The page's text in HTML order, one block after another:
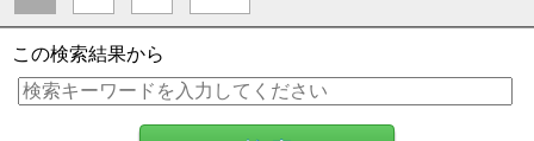
この検索結果から